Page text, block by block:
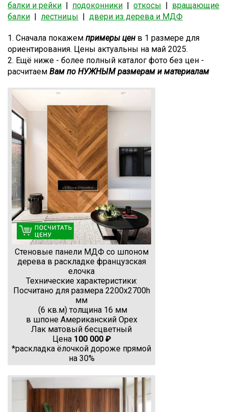
балки и рейки | подоконники | откосы | вращающие
балки | лестницы | двери из дерева и МДФ
1. Сначала покажем примеры цен в 1 размере для
ориентирования. Цены актуальны на май 2025.
2. Ещё ниже - более полный каталог фото без цен -
расчитаем Вам по НУЖНЫМ размерам и материалам
Стеновые панели МДФ со шпоном
дерева в раскладке французская
елочка
Технические характеристики:
Посчитано для размера 2200х2700h
мм
(6 кв.м) толщина 16 мм
в шпоне Американский Орех
Лак матовый бесцветный
Цена100 000 ₽
*раскладка ёлочкой дороже прямой
на 30%